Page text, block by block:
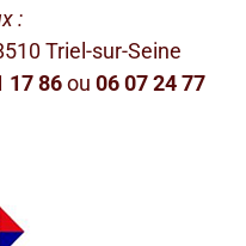
:
Triel-sur-Seine
17 86ou 06 07 24 77